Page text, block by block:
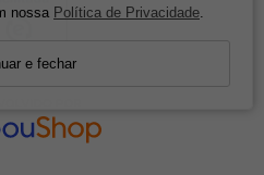
nossa Política de Privacidade.
e fechar